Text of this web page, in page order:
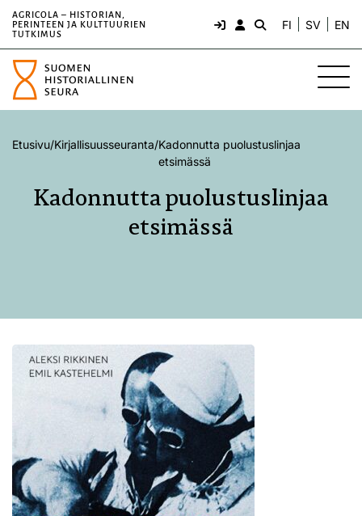
AGRICOLA – HISTORIAN,
PERINTEEN JA KULTTUURIEN
TUTKIMUS
FI SV EN
Etusivu/Kirjallisuusseuranta/Kadonnutta puolustuslinjaa
etsimässä
Kadonnutta puolustuslinjaa
etsimässä